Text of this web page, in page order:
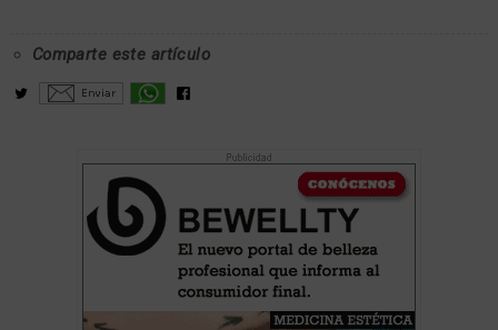
Comparte este artículo